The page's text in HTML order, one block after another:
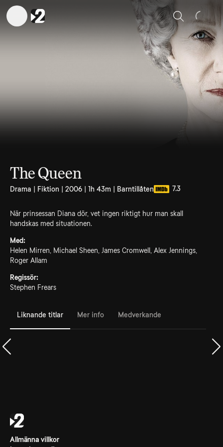
Sök
The Queen
Drama | Fiktion | 2006 | 1h 43m | Barntillåten 7.3
När prinsessan Diana dör, vet ingen riktigt hur man skall
handskas med situationen.
Med:
Helen Mirren, Michael Sheen, James Cromwell, Alex Jennings,
Roger Allam
Regissör:
Stephen Frears
Liknande titlar Mer info Medverkande
Allmänna villkor